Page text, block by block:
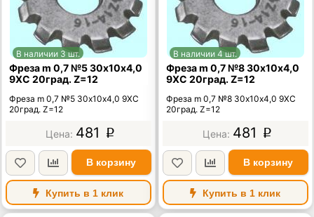
В наличии 3 шт.
Фреза m 0,7 №5 30х10х4,0
9ХС 20град. Z=12
Фреза m 0,7 №5 30х10х4,0 9ХС
20град. Z=12
481 p
В корзину
Купить в 1 клик
В наличии 4 шт.
Фреза m 0,7 №8 30х10х4,0
9ХС 20град. Z=12
Фреза m 0,7 №8 30х10х4,0 9ХС
20град. Z=12
481 p
В корзину
Купить в 1 клик